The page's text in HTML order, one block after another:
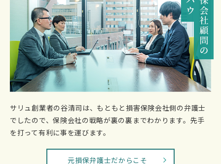
サリュ創業者の谷清司は、もともと損害保険会社側の弁護士
でしたので、保険会社の戦略が裏の裏までわかります。先手
を打って有利に事を運びます。
元損保弁護士だからこそ